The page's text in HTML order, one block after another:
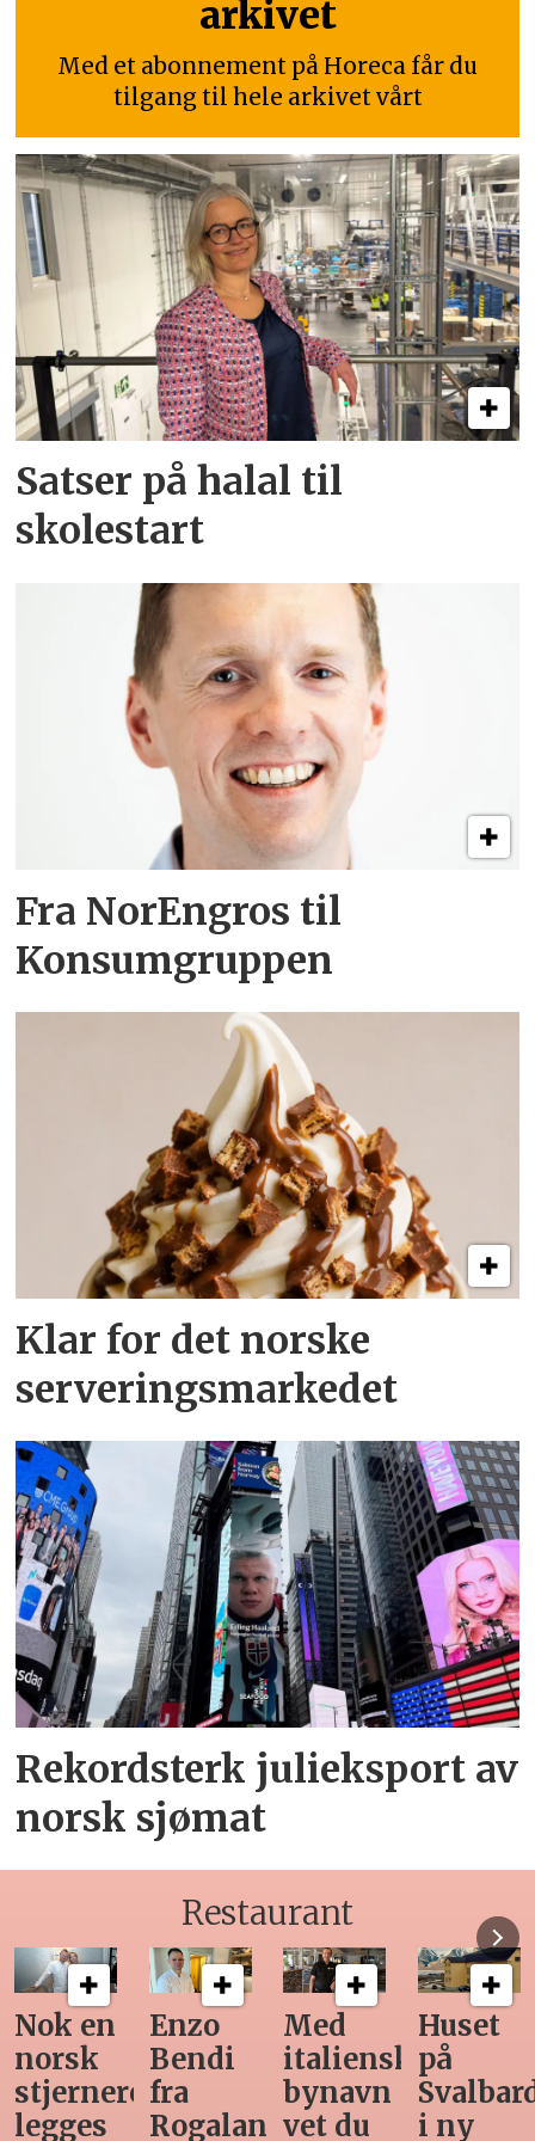
arkivet
Med et abonnement på Horeca får du
tilgang til hele arkivet vårt
Satser på halal til
skolestart
Fra NorEngros til
Konsumgruppen
Klar for det norske
serveringsmarkedet
Rekordsterk julieksport av
norsk sjømat
Restaurant
Med
italiensk
bynavn
vet du
Huset
på
Svalbard
i ny
Ny
teknologi
gjør
manuell
Siste
Horeca-
før